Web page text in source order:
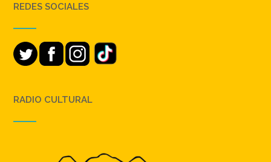
REDES SOCIALES
RADIO CULTURAL